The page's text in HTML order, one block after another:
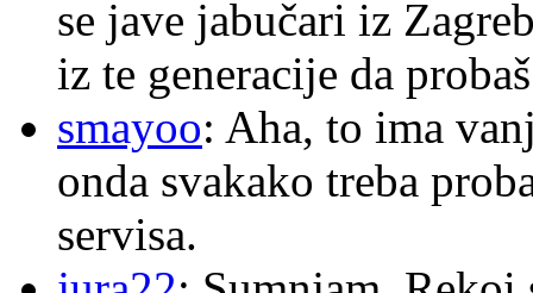
se jave jabučari iz
iz te generacije da
smayoo: Aha, to ima
onda svakako treba
servisa.